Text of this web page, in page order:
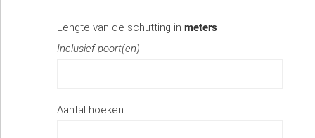
Lengte van de schutting in meters
Inclusief poort(en)
Aantal hoeken